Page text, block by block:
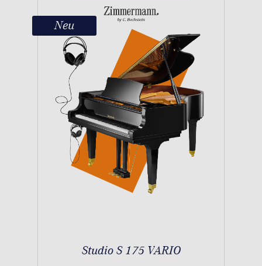
Neu
Studio S 175 VARIO